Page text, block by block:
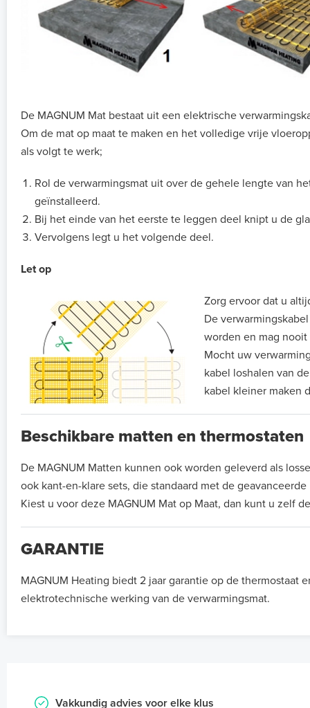
De MAGNUM Mat bestaat uit een elektrische
Om de mat op maat te maken en het volledige vrije
als volgt te werk;
Rol de verwarmingsmat uit over de gehele lengte van
geïnstalleerd.
Bij het einde van het eerste te leggen deel knipt u de
Vervolgens legt u het volgende deel.
Let op
Zorg ervoor dat u
De
worden en mag
Mocht uw
kabel loshalen van
kabel kleiner maken
Beschikbare matten en thermostaten
De MAGNUM Matten kunnen ook worden geleverd als
ook kant-en-klare sets, die standaard met de
Kiest u voor deze MAGNUM Mat op Maat, dan kunt u zelf
GARANTIE
MAGNUM Heating biedt 2 jaar garantie op de thermostaat
elektrotechnische werking van de verwarmingsmat.
Vakkundig advies voor elke klus